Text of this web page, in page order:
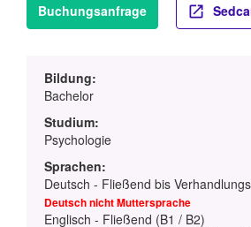
Buchungsanfrage
Bildung:
Bachelor
Studium:
Psychologie
Sprachen:
Deutsch - Fließend bis
Deutsch nicht Muttersprache
Englisch - Fließend (B1 / B2)